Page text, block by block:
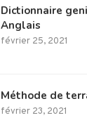
Dictionnaire
Anglais
février 25, 2021
Méthode de
février 23, 2021